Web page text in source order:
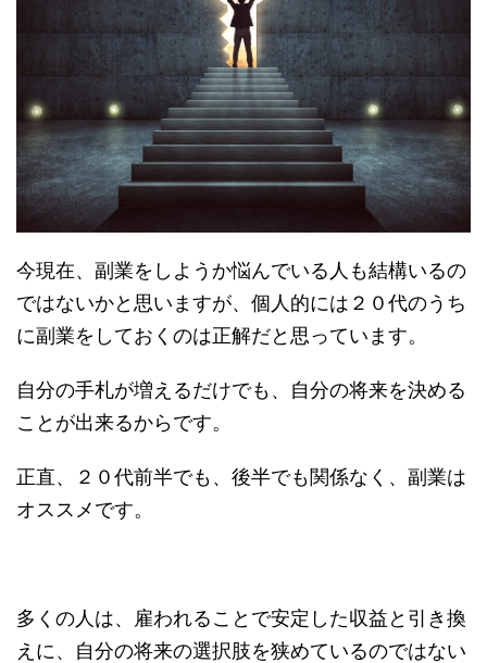
今現在、副業をしようか悩んでいる人も結構いるの
ではないかと思いますが、個人的には２０代のうち
に副業をしておくのは正解だと思っています。
自分の手札が増えるだけでも、自分の将来を決める
ことが出来るからです。
正直、２０代前半でも、後半でも関係なく、副業は
オススメです。
多くの人は、雇われることで安定した収益と引き換
えに、自分の将来の選択肢を狭めているのではない